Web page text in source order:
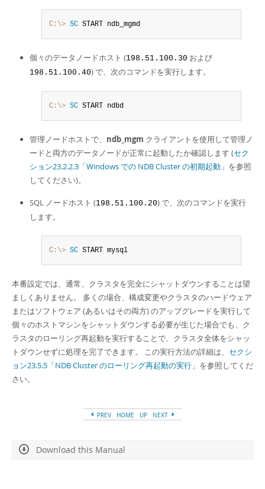
C:\> SC START ndb_mgmd
個々のデータノードホスト (198.51.100.30 および
198.51.100.40) で、次のコマンドを実行します。
C:\> SC START ndbd
管理ノードホストで、 ndb_mgm クライアントを使用して管理ノ
ードと両方のデータノードが正常に起動したか確認します (セク
ション23.2.2.3「Windows での NDB Cluster の初期起動」 を参照
してください)。
SQL ノードホスト (198.51.100.20) で、次のコマンドを実行
します。
C:\> SC START mysql
本番設定では、通常、クラスタを完全にシャットダウンすることは望
ましくありません。 多くの場合、構成変更やクラスタのハードウェア
またはソフトウェア (あるいはその両方) のアップグレードを実行して
個々のホストマシンをシャットダウンする必要が生じた場合でも、ク
ラスタのローリング再起動を実行することで、クラスタ全体をシャッ
トダウンせずに処理を完了できます。 この実行方法の詳細は、 セクシ
ョン23.5.5「NDB Cluster のローリング再起動の実行」 を参照してくだ
さい。
PREV HOME UP NEXT
Download this Manual